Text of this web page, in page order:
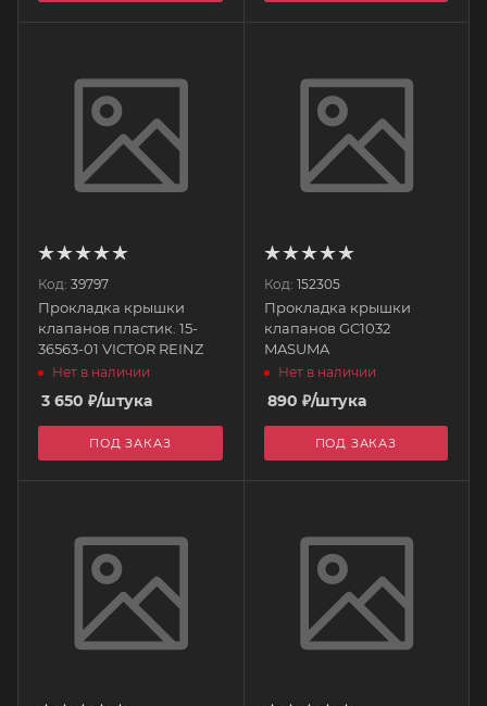
Код: 39797
Прокладка крышки
клапанов пластик. 15-
36563-01 VICTOR REINZ
Нет в наличии
3 650 ₽/штука
ПОД ЗАКАЗ
Код: 152305
Прокладка крышки
клапанов GC1032
MASUMA
Нет в наличии
890 ₽/штука
ПОД ЗАКАЗ